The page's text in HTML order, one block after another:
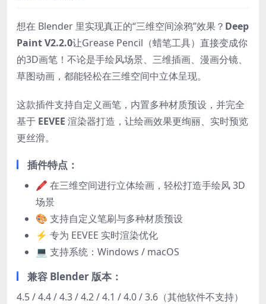
想在 Blender 里实现真正的“三维空间涂鸦”效果？ Deep
Paint V2.2.0让Grease Pencil（蜡笔工具）直接变成你
的3D画笔！不论是手绘风场景、三维插画、漫画分镜、
草图动画，都能轻松在三维空间中立体呈现。
这款插件支持自定义画笔，内置多种材质预设，并完全
基于 EEVEE 渲染器打造，让绘画效果更绚丽、实时预览
更丝滑。
插件特点：
🖍 在三维空间进行立体绘画，轻松打造手绘风 3D
场景
🎨 支持自定义笔刷与多种材质预设
⚡ 专为 EEVEE 实时渲染优化
💻 支持系统：Windows / macOS
兼容 Blender 版本：
4.5 / 4.4 / 4.3 / 4.2 / 4.1 / 4.0 / 3.6（其他软件不支持）